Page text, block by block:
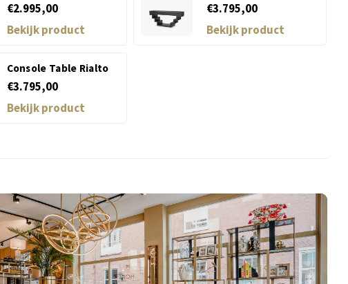
€2.995,00
Bekijk product
€3.795,00
Bekijk product
Console Table Rialto
€3.795,00
Bekijk product